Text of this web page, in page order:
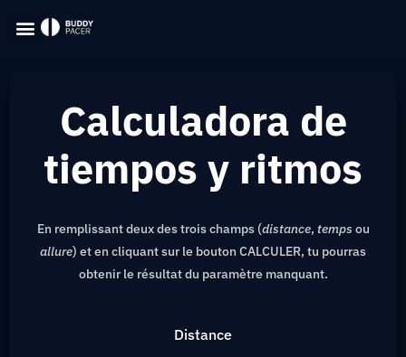
Calculadora de
tiempos y ritmos
En remplissant deux des trois champs (distance, temps ou
allure) et en cliquant sur le bouton CALCULER, tu pourras
obtenir le résultat du paramètre manquant.
Distance